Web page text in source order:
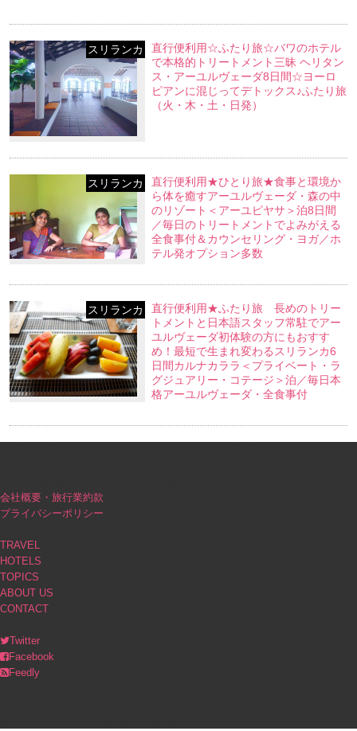
スリランカ
直行便利用☆ふたり旅☆バワのホテル
で本格的トリートメント三昧 ヘリタン
ス・アーユルヴェーダ8日間☆ヨーロ
ピアンに混じってデトックス♪ふたり旅
（火・木・土・日発）
スリランカ
直行便利用★ひとり旅★食事と環境か
ら体を癒すアーユルヴェーダ・森の中
のリゾート＜アーユピヤサ＞泊8日間
／毎日のトリートメントでよみがえる
全食事付＆カウンセリング・ヨガ／ホ
テル発オプション多数
スリランカ
直行便利用★ふたり旅 長めのトリー
トメントと日本語スタッフ常駐でアー
ユルヴェーダ初体験の方にもおすす
め！最短で生まれ変わるスリランカ6
日間カルナカララ＜プライベート・ラ
グジュアリー・コテージ＞泊／毎日本
格アーユルヴェーダ・全食事付
会社概要・旅行業約款
プライバシーポリシー
TRAVEL
HOTELS
TOPICS
ABOUT US
CONTACT
Twitter
Facebook
Feedly